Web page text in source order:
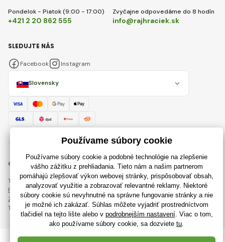
Pondelok - Piatok (9:00 - 17:00)
+421 2 20 862 555
Zvyčajne odpovedáme do 8 hodín
info@rajhraciek.sk
Slovensky
SLEDUJTE NÁS
Facebook Instagram
© 2018 - 2026 RajHraciek.sk, Všetky práva vyhradené
Táto stránka je chránená pomocou reCAPTCHA a uplatňujú sa
Pravidlá ochrany osobných údajovspoločnosti Google a ich
Zmluvné podmienky.
Tvorba výkonných internetových obchodov odRIESENIA